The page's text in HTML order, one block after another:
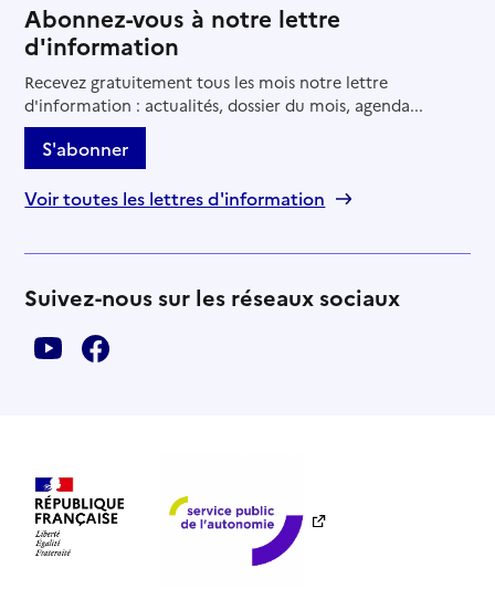
Abonnez-vous à notre lettre
d'information
Recevez gratuitement tous les mois notre lettre
d'information : actualités, dossier du mois, agenda...
S'abonner
Voir toutes les lettres d'information
Suivez-nous sur les réseaux sociaux